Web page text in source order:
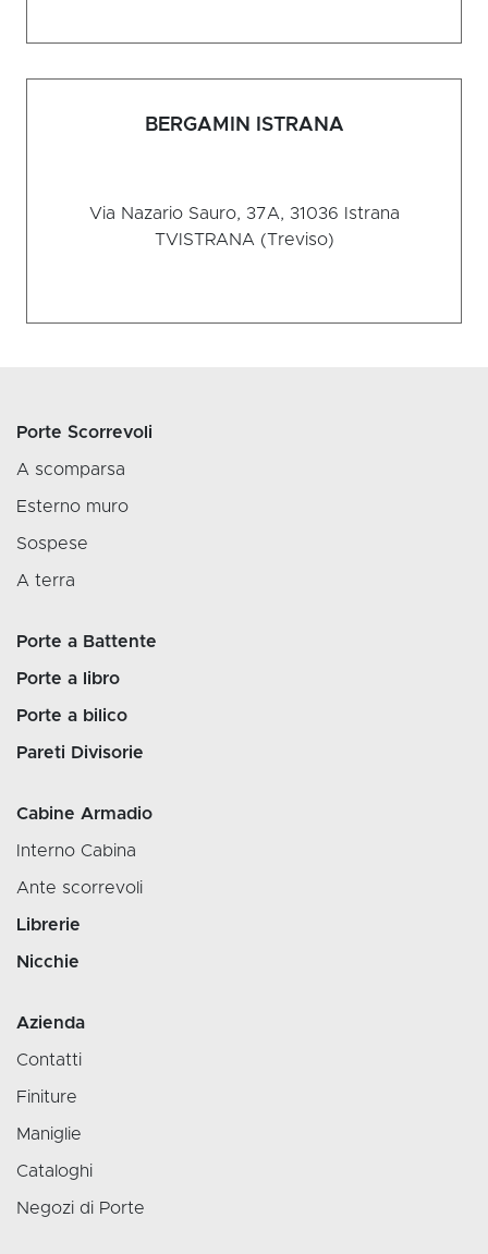
BERGAMIN ISTRANA
Via Nazario Sauro, 37A, 31036 Istrana
TVISTRANA (Treviso)
Porte Scorrevoli
A scomparsa
Esterno muro
Sospese
A terra
Porte a Battente
Porte a libro
Porte a bilico
Pareti Divisorie
Cabine Armadio
Interno Cabina
Ante scorrevoli
Librerie
Nicchie
Azienda
Contatti
Finiture
Maniglie
Cataloghi
Negozi di Porte